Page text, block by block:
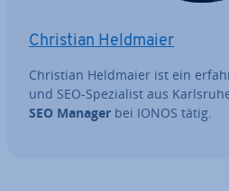
Christian Heldmaier
Christian Heldmaier ist ein
und SEO-Spe­zia­list aus
SEO Manager bei IONOS tätig.